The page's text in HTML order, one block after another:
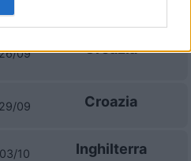
Croazia
09 Croazia
29/09 Croazia
03/10 Inghilterra